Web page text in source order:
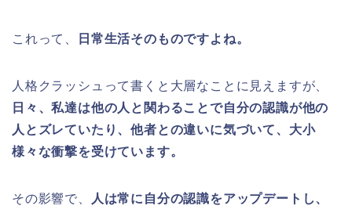
これって、 日常生活そのものですよね。
人格クラッシュって書くと大層なことに見えますが、
日々、私達は他の人と関わることで自分の認識が他の
人とズレていたり、他者との違いに気づいて、大小
様々な衝撃を受けています。
その影響で、
人は常に自分の認識をアップデートし、